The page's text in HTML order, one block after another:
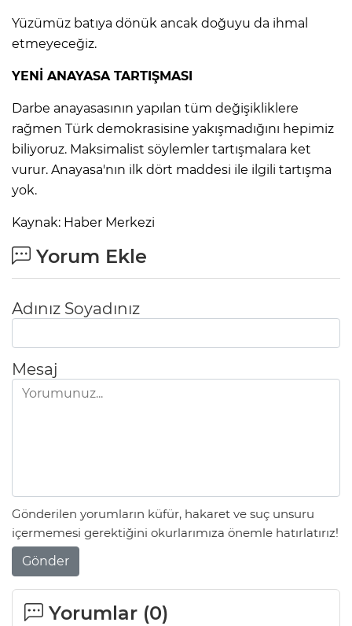
Yüzümüz batıya dönük ancak doğuyu da ihmal
etmeyeceğiz.
YENİ ANAYASA TARTIŞMASI
Darbe anayasasının yapılan tüm değişikliklere
rağmen Türk demokrasisine yakışmadığını hepimiz
biliyoruz. Maksimalist söylemler tartışmalara ket
vurur. Anayasa'nın ilk dört maddesi ile ilgili tartışma
yok.
Kaynak: Haber Merkezi
Yorum Ekle
Adınız Soyadınız
Mesaj
Gönderilen yorumların küfür, hakaret ve suç unsuru
içermemesi gerektiğini okurlarımıza önemle hatırlatırız!
Gönder
Yorumlar (0)